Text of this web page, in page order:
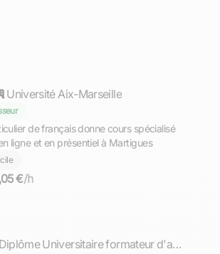
100% de réussite, certifications
Université Aix-Marseille
de français donne cours spécialisé
ligne et en présentiel à Martigues
€/h
Diplôme Universitaire formateur d'adultes